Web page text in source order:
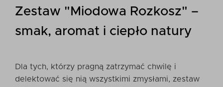
Zestaw "Miodowa Rozkosz" –
smak, aromat i ciepło natury
Dla tych, którzy pragną zatrzymać chwilę i
delektować się nią wszystkimi zmysłami, zestaw